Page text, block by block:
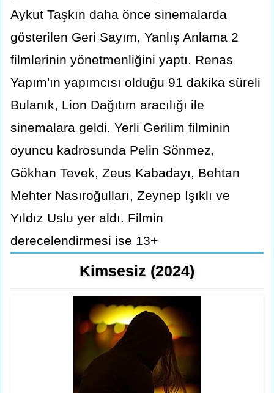
Aykut Taşkın daha önce sinemalarda
gösterilen Geri Sayım, Yanlış Anlama 2
filmlerinin yönetmenliğini yaptı. Renas
Yapım'ın yapımcısı olduğu 91 dakika süreli
Bulanık, Lion Dağıtım aracılığı ile
sinemalara geldi. Yerli Gerilim filminin
oyuncu kadrosunda Pelin Sönmez,
Gökhan Tevek, Zeus Kabadayı, Behtan
Mehter Nasıroğulları, Zeynep Işıklı ve
Yıldız Uslu yer aldı. Filmin
derecelendirmesi ise 13+
Kimsesiz (2024)